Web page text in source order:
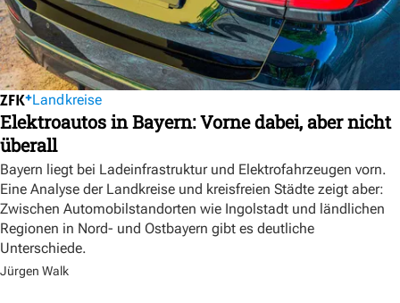
Landkreise
Elektroautos in Bayern: Vorne dabei, aber nicht
überall
Bayern liegt bei Ladeinfrastruktur und Elektrofahrzeugen vorn.
Eine Analyse der Landkreise und kreisfreien Städte zeigt aber:
Zwischen Automobilstandorten wie Ingolstadt und ländlichen
Regionen in Nord- und Ostbayern gibt es deutliche
Unterschiede.
Jürgen Walk